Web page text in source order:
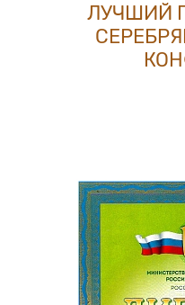
ЛУЧШИЙ